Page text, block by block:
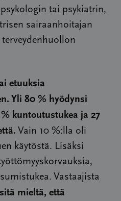
tai psykiatrin,
sairaanhoitajan
etuuksia
Yli 80 % hyödynsi
kuntoutustukea ja 27
Vain 10 %:lla oli
käytöstä. Lisäksi
Vastaajista
mieltä, että